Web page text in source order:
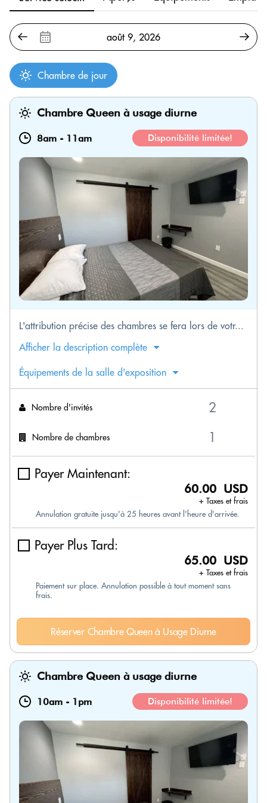
Chambre de jour
Chambre Queen à usage diurne
8am - 11am Disponibilité limitée!
L'attribution précise des chambres se fera lors de votr...
Afficher la description complète
Équipements de la salle d'exposition
Nombre d'invités
Nombre de chambres
Payer Maintenant:
60.00 USD
+ Taxes et frais
Annulation gratuite jusqu'à 25 heures avant l'heure d'arrivée.
Payer Plus Tard:
65.00 USD
+ Taxes et frais
Paiement sur place. Annulation possible à tout moment sans
frais.
Réserver Chambre Queen à Usage Diurne
Chambre Queen à usage diurne
10am - 1pm Disponibilité limitée!